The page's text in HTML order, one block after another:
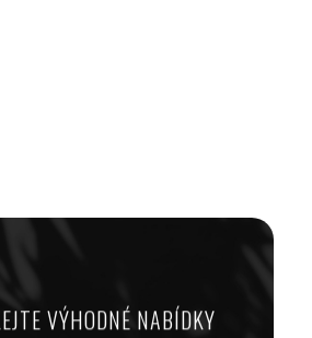
VÝHODNÉ NABÍDKY